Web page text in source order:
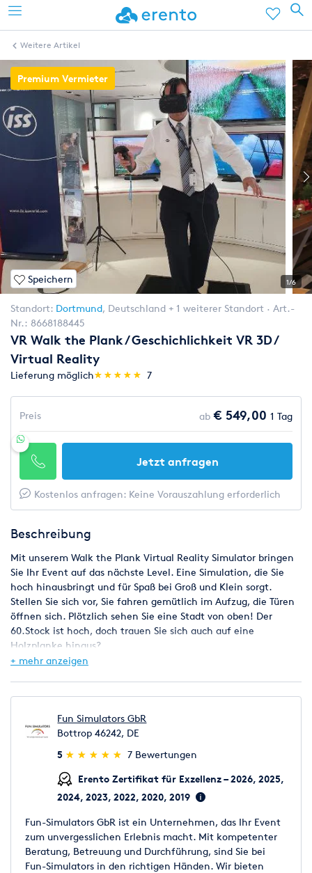
Weitere Artikel
Speichern 1/6
Premium Vermieter
Standort: Dortmund, Deutschland + 1 weiterer Standort
Art.-
Nr.: 8668188445
VR Walk the Plank / Geschichlichkeit VR 3D /
Virtual Reality
Lieferung möglich(*)
★
★
(*)★
★
(*) ★
★
(*) ★
★
(*) ★
★ 7
Preis ab € 549,00 1 Tag
Jetzt anfragen
Kostenlos anfragen: Keine Vorauszahlung erforderlich
Beschreibung
Mit unserem Walk the Plank Virtual Reality Simulator bringen
Sie Ihr Event auf das nächste Level. Eine Simulation, die Sie
hoch hinausbringt und für Spaß bei Groß und Klein sorgt.
Stellen Sie sich vor, Sie fahren gemütlich im Aufzug, die Türen
öffnen sich. Plötzlich sehen Sie eine Stadt von oben! Der
60.Stock ist hoch, doch trauen Sie sich auch auf eine
Holzplanke hinaus?
Für die Zuschauer bietet es ebenfalls ein spannendes Erlebnis.
und bringt Ihren Puls auf Touren
wir beraten Sie gerne und besuchen Sie unsere Website für
weitere Simulatoren und Eventmodule. Der angegebene Preis
versteht sich als Tagespreis und ist ohne Lieferung, Auf-/Abbau
und Betreuung.
- inklusive 55 Zoll Monitor für Zuschauer!
Optional
+ mehr anzeigen
Fun Simulators GbR
Bottrop 46242, DE
5 (*)
★
★
(*)★
★
(*) ★
★
(*) ★
★
(*) ★
★ 7 Bewertungen
Erento Zertifikat für Exzellenz – 2026, 2025,
2024, 2023, 2022, 2020, 2019
Fun-Simulators GbR ist ein Unternehmen, das Ihr Event
zum unvergesslichen Erlebnis macht. Mit kompetenter
Beratung, Betreuung und Durchführung, sind Sie bei
Fun-Simulators in den richtigen Händen. Wir bieten